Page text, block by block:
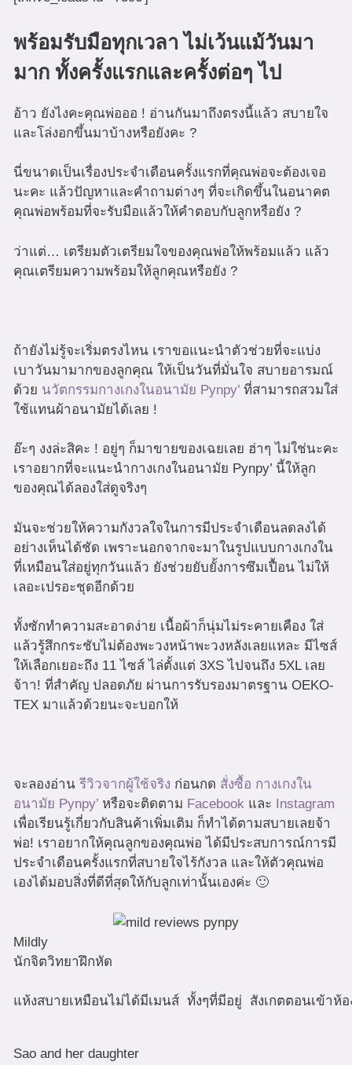
พร้อมรับมือทุกเวลา ไม่เว้นแม้วันมา
มาก ทั้งครั้งแรกและครั้งต่อๆ ไป
อ้าว ยังไงคะคุณพ่อออ ! อ่านกันมาถึงตรงนี้แล้ว สบายใจ
และโล่งอกขึ้นมาบ้างหรือยังคะ ?
นี่ขนาดเป็นเรื่องประจำเดือนครั้งแรกที่คุณพ่อจะต้องเจอ
นะคะ แล้วปัญหาและคำถามต่างๆ ที่จะเกิดขึ้นในอนาคต
คุณพ่อพร้อมที่จะรับมือแล้วให้คำตอบกับลูกหรือยัง ?
ว่าแต่… เตรียมตัวเตรียมใจของคุณพ่อให้พร้อมแล้ว แล้ว
คุณเตรียมความพร้อมให้ลูกคุณหรือยัง ?
ถ้ายังไม่รู้จะเริ่มตรงไหน เราขอแนะนำตัวช่วยที่จะแบ่ง
เบาวันมามากของลูกคุณ ให้เป็นวันที่มั่นใจ สบายอารมณ์
ด้วย นวัตกรรมกางเกงในอนามัย Pynpy’ ที่สามารถสวมใส่
ใช้แทนผ้าอนามัยได้เลย !
อ๊ะๆ งงล่ะสิคะ ! อยู่ๆ ก็มาขายของเฉยเลย ฮ่าๆ ไม่ใช่นะคะ
เราอยากที่จะแนะนำกางเกงในอนามัย Pynpy’ นี้ให้ลูก
ของคุณได้ลองใส่ดูจริงๆ
มันจะช่วยให้ความกังวลใจในการมีประจำเดือนลดลงได้
อย่างเห็นได้ชัด เพราะนอกจากจะมาในรูปแบบกางเกงใน
ที่เหมือนใส่อยู่ทุกวันแล้ว ยังช่วยยับยั้งการซึมเปื้อน ไม่ให้
เลอะเปรอะชุดอีกด้วย
ทั้งซักทำความสะอาดง่าย เนื้อผ้าก็นุ่มไม่ระคายเคือง ใส่
แล้วรู้สึกกระชับไม่ต้องพะวงหน้าพะวงหลังเลยแหละ มีไซส์
ให้เลือกเยอะถึง 11 ไซส์ ไล่ตั้งแต่ 3XS ไปจนถึง 5XL เลย
จ้าา! ที่สำคัญ ปลอดภัย ผ่านการรับรองมาตรฐาน OEKO-
TEX มาแล้วด้วยนะจะบอกให้
จะลองอ่าน รีวิวจากผู้ใช้จริง ก่อนกด สั่งซื้อ กางเกงใน
อนามัย Pynpy’ หรือจะติดตาม Facebook และ
Instagram
เพื่อเรียนรู้เกี่ยวกับสินค้าเพิ่มเติม ก็ทำได้ตามสบายเลยจ้า
พ่อ! เราอยากให้คุณลูกของคุณพ่อ ได้มีประสบการณ์การมี
ประจำเดือนครั้งแรกที่สบายใจไร้กังวล และให้ตัวคุณพ่อ
เองได้มอบสิ่งที่ดีที่สุดให้กับลูกเท่านั้นเองค่ะ 🙂
Mildly
นักจิตวิทยาฝึกหัด
แห้งสบายเหมือนไม่ได้มีเมนส์ ทั้งๆที่มีอยู่ สังเกตตอนเข้า
Sao and her daughter